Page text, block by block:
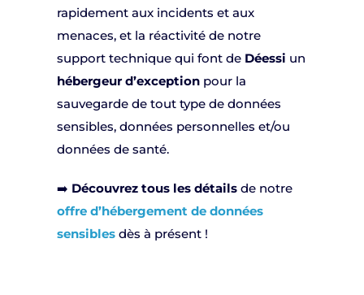
rapidement aux incidents et aux
menaces, et la réactivité de notre
support technique qui font de Déessi un
hébergeur d’exceptionpour la
sauvegarde de tout type de données
sensibles, données personnelles et/ou
données de santé.
➡️ Découvrez tous les détailsde notre
offre d’hébergement de données
sensiblesdès à présent !